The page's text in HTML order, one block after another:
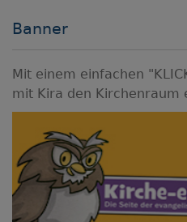
Banner
Mit einem einfachen
mit Kira den Kirchenraum